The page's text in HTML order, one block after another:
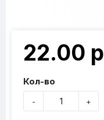
22.00 р
Кол-во
- +